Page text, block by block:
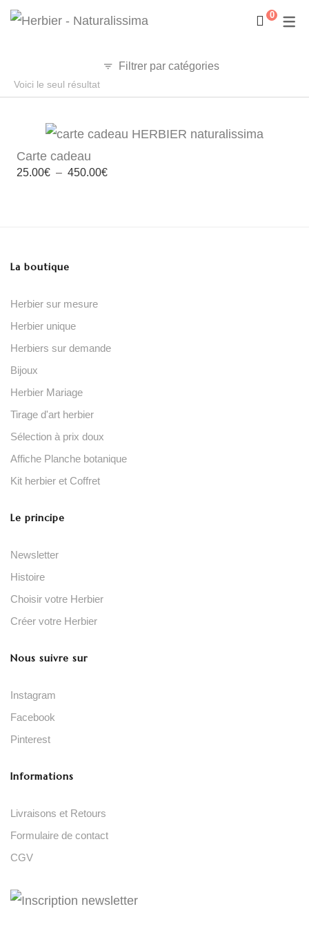
0
Voici le seul résultat
Filtrer par catégories
Carte cadeau
25.00€ – 450.00€Plage
La boutique
Herbier sur mesure
Herbier unique
Herbiers sur demande
Bijoux
Herbier Mariage
Tirage d'art herbier
Sélection à prix doux
Affiche Planche botanique
Kit herbier et Coffret
Le principe
Newsletter
Histoire
Choisir votre Herbier
Créer votre Herbier
Nous suivre sur
Instagram
Facebook
Pinterest
Informations
Livraisons et Retours
Formulaire de contact
CGV